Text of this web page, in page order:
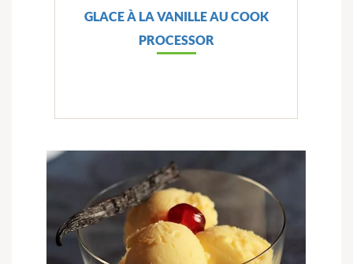
GLACE À LA VANILLE AU COOK
PROCESSOR